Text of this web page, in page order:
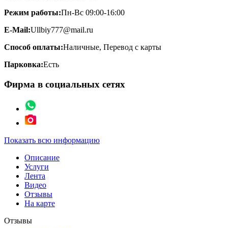
Режим работы:Пн-Вс 09:00-16:00
E-Mail:Ullbiy777@mail.ru
Способ оплаты:Наличные, Перевод с карты
Парковка:Есть
Фирма в социальных сетях
Показать всю информацию
Описание
Услуги
Лента
Видео
Отзывы
На карте
Отзывы